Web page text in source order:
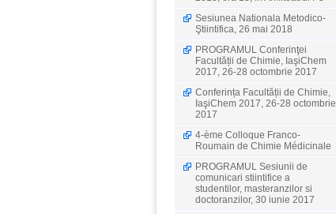
Sesiunea Nationala Metodico-
Ştiintifica, 26 mai 2018
PROGRAMUL Conferinţei
Facultății de Chimie, IaşiChem
2017, 26-28 octombrie 2017
Conferința Facultății de Chimie,
IaşiChem 2017, 26-28 octombrie
2017
4-ème Colloque Franco-
Roumain de Chimie Médicinale
PROGRAMUL Sesiunii de
comunicari stiintifice a
studentilor, masteranzilor si
doctoranzilor, 30 iunie 2017